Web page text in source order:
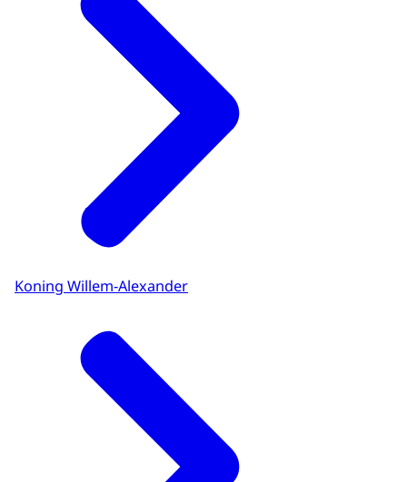
Koning Willem-Alexander